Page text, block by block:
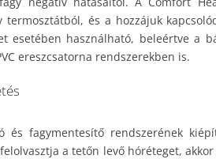
termosztátból, és a hozzájuk
esetében használható, beleértve a
ereszcsatorna rendszerekben is.
és fagymentesítő rendszerének
a tetőn levő hóréteget,